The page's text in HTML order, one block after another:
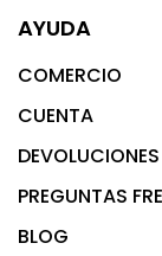
AYUDA
COMERCIO
CUENTA
DEVOLUCIONES
PREGUNTAS
BLOG